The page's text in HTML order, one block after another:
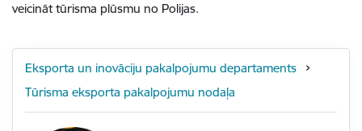
veicināt tūrisma plūsmu no Polijas.
Eksporta un inovāciju pakalpojumu departaments
Tūrisma eksporta pakalpojumu nodaļa